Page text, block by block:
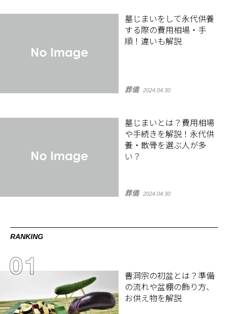
墓じまいをして永代供養
する際の費用相場・手
順！違いも解説
葬儀 2024.04.30
墓じまいとは？費用相場
や手続きを解説！永代供
養・散骨を選ぶ人が多
い？
葬儀 2024.04.30
RANKING
曹洞宗の初盆とは？準備
の流れや盆棚の飾り方、
お供え物を解説